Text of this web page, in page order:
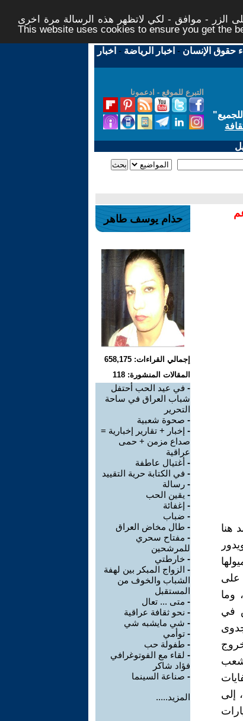
الزر - موافق - لكي لاتظهر هذه الرسالة مرة اخرى -
This website uses cookies to ensure you get the
حقوق الإنسان - اخبار الرياضة - اخبار
التبرع للموقع - ادعمونا
"
هنا
على
وما
في
إلى
حذام يوسف طاهر
إجمالي القراءات: 658,175
المقالات المنشورة: 118
- في عيد الحب أحتفل
شباب العراق في ساحة
التحرير
- صحوة شعبية
- إخبار + تقارير إخبارية =
صداع مزمن + حمى
عراقية
- أغتيال عاطفة
- في الكتابة حرية التقييد
- رسالة
- يقين الحب
- إغفائة
- ضباب
- طال مخاض العراق
- مفتاح سحري
للمرشحين
- خارطتي
- الزواج المبكر بين لهفة
الشباب والخوف من
المستقبل
- متى ... تعال
- نحو ثقافة عراقية
- شي مايشبه شي
- توأمي
- طفولة حب
- لقاء مع الفوتوغرافي
فؤاد شاكر
- صناعة السينما
المزيد.....